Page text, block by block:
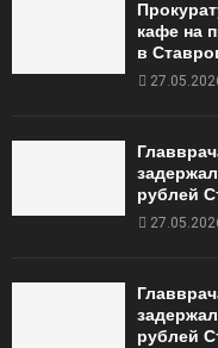
кафе на
в
рублей
рублей